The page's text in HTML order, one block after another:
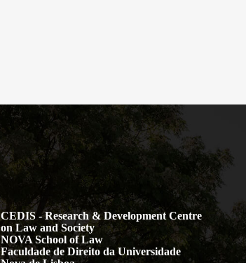
CEDIS - Research & Development Centre
on Law and Society
NOVA School of Law
Faculdade de Direito da Universidade